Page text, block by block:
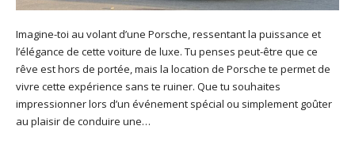
Imagine-toi au volant d’une Porsche, ressentant la puissance et
l’élégance de cette voiture de luxe. Tu penses peut-être que ce
rêve est hors de portée, mais la location de Porsche te permet de
vivre cette expérience sans te ruiner. Que tu souhaites
impressionner lors d’un événement spécial ou simplement goûter
au plaisir de conduire une…